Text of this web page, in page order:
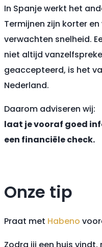
In Spanje werkt het
Termijnen zijn korter
verwachten snelheid.
niet altijd
geaccepteerd, is het
Nederland.
Daarom adviseren wij:
laat je vooraf goed
een financiële check.
Onze tip
Praat met Habeno